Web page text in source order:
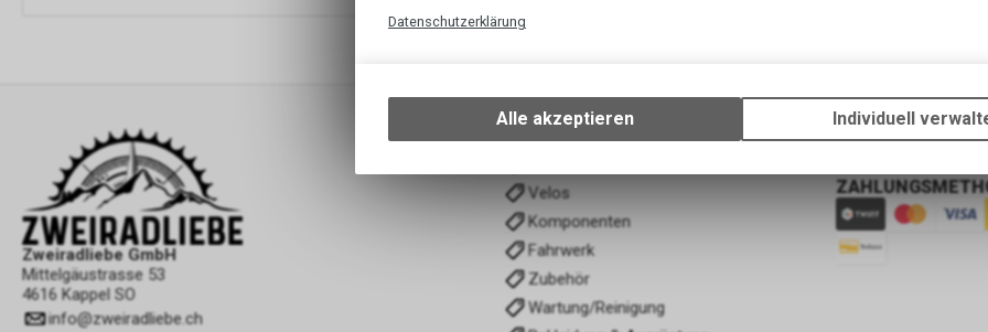
Zweiradliebe GmbH
Mittelgäustrasse 53
4616 Kappel SO
info@zweiradliebe.ch
KATEGORIEN
Velos
Komponenten
Fahrwerk
Zubehör
Wartung/Reinigung
NÜTZLICHE
Datenschutzerklärung
Ihrem Gerät, um die grundlegenden Funktionen unseres Online-
Verwendung des Warenkorbs, zu ermöglichen. Bitte beachten Sie,
zulassen.
Alle akzeptieren Individuell